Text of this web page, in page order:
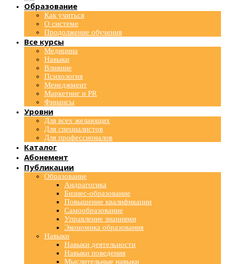
Образование
Как учиться
О системе
Продолжение обучения
Все курсы
Медицина
Навыки
Влияние
Психология
Менеджмент
Маркетинг и PR
Финансы
Уровни
Для всех желающих
Для специалистов
Для профессионалов
Каталог
Абонемент
Публикации
Образование
Андрагогика
Бизнес-образование
Повышение квалификации
Самообразование
Управление знаниями
Экономика образования
Навыки
Навыки деятельности
Навыки поведения
Мыслительные навыки